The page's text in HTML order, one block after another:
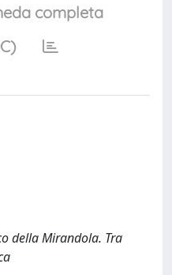
completa
della Mirandola. Tra